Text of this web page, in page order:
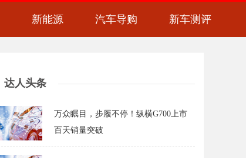
新能源 汽车导购 新车测评
达人头条
万众瞩目，步履不停！纵横G700上市
百天销量突破